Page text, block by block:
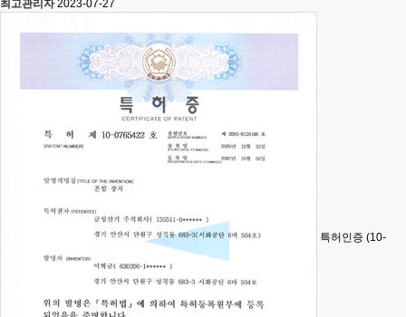
최고관리자 2023-07-27
특허인증 (10-